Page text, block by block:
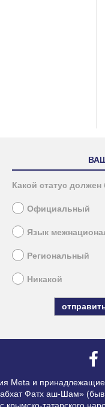
Какой статус
Официальный
Язык
Региональный
Никакой
Meta и
Фатх аш-Шам»
татарского